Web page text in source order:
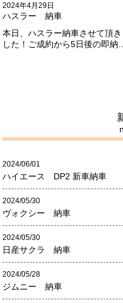
2024年4月29日
ハスラー 納車
本日、ハスラー納車させて頂き
した！ご成約から5日後の即納車
2024/06/01
ハイエース DP2 新車納車
2024/05/30
ヴォクシー 納車
2024/05/30
日産サクラ 納車
2024/05/28
ジムニー 納車